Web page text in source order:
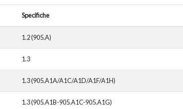
Specifiche
1.2 (905.A)
1.3
1.3 (905.A1A/A1C/A1D/A1F/A1H)
1.3 (905.A1B-905.A1C-905.A1G)